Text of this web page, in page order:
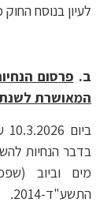
לעיון בנוסח
ב. פרסום
המאושרת לשנת 2026 – מלחמת "שאגת
בדבר הנחיות
מים וביוב
התשע"ד-2014.